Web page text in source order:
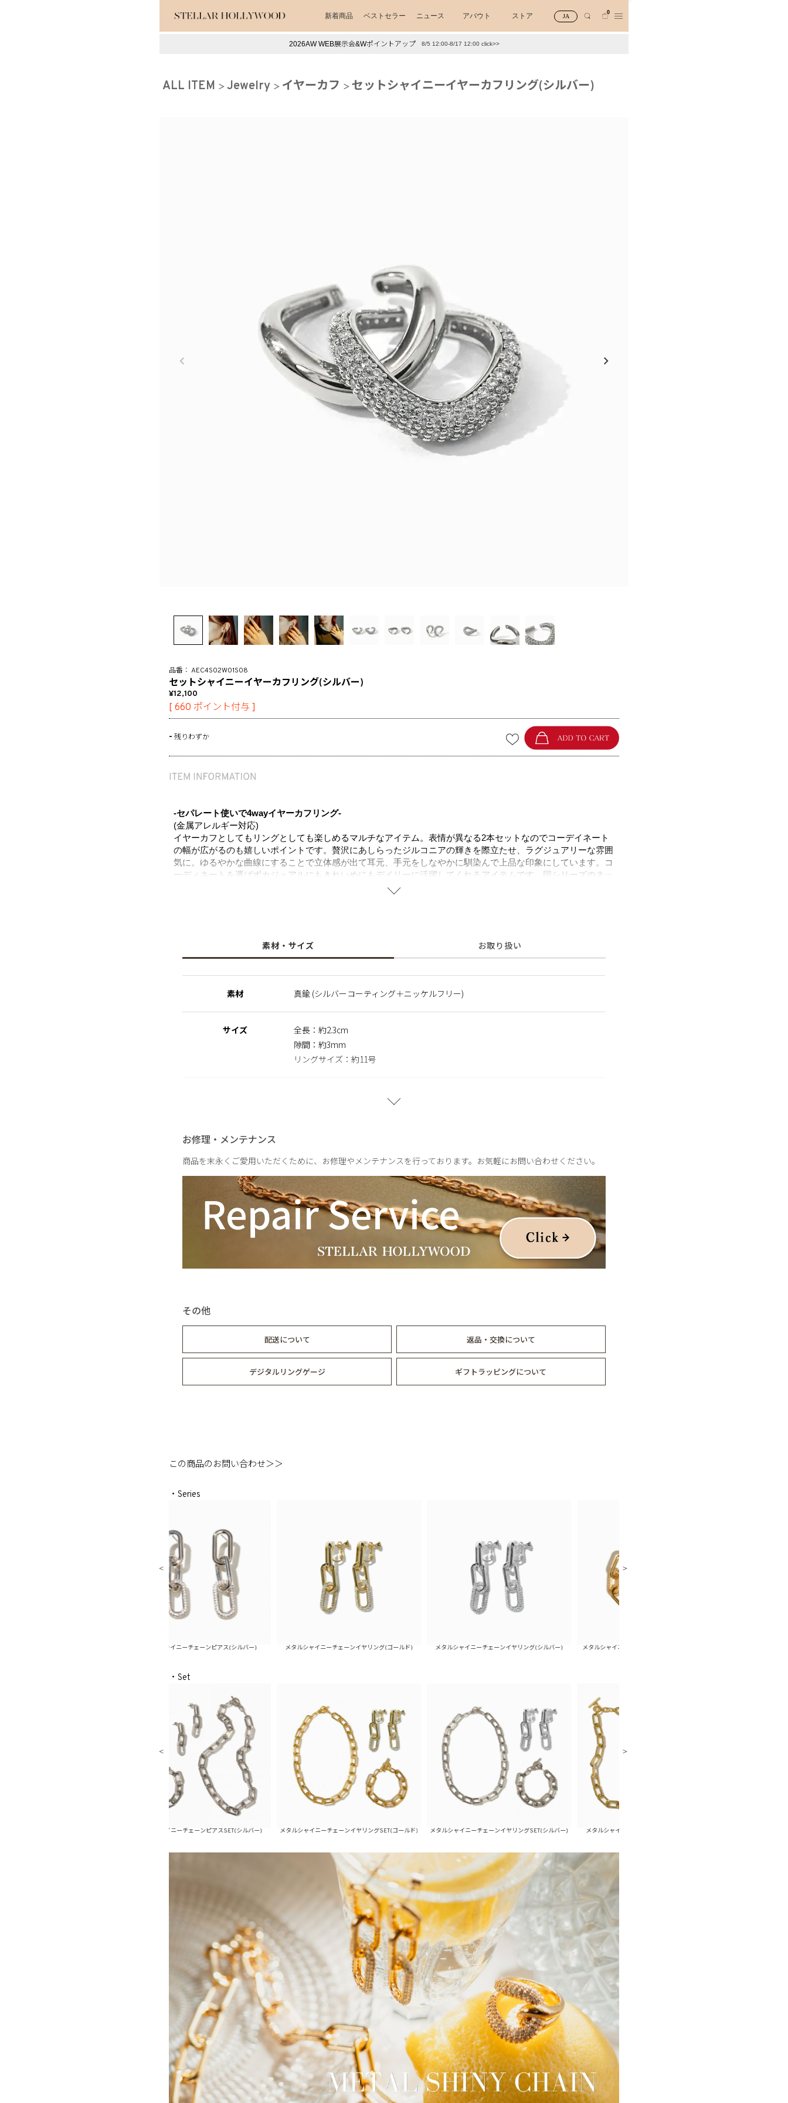
新着商品 ベストセラー ニュース アバウト ストア JA
0
#スタッフイチ押し（通勤パールアクセ） ＃写真映えアクセ
2026AW WEB展示会&Wポイントアップ 8/5 12:00-8/17 12:00 click>>
ALL ITEM Jewelry イヤーカフ セットシャイニーイヤーカフリング(シルバー)
AEC4S02W01S08
セットシャイニーイヤーカフリング(シルバー)
12,100
[ 660 ポイント付与 ]
- 残りわずか
-セパレート使いで4wayイヤーカフリング-
(金属アレルギー対応)
イヤーカフとしてもリングとしても楽しめるマルチなアイテム。表情が異なる2本セットなのでコーデイネート
の幅が広がるのも嬉しいポイントです。贅沢にあしらったジルコニアの輝きを際立たせ、ラグジュアリーな雰囲
気に。ゆるやかな曲線にすることで立体感が出て耳元、手元をしなやかに馴染んで上品な印象にしています。コ
ーディネートを選ばずカジュアルにもきれいめにもデイリーに活躍してくれるアイテムです。同シリーズのネッ
クレス、ブレスレットと合わせてより華やかな印象に。フォーマルシーンはもちろん、女子会など幅広いシーン
金属製のアクセサリーに含まれるニッケルで引き起こるアレルギーを防ぐために、ニッケルをほぼ含まずに作ら
れた素材を指します。
素材・サイズ お取り扱い
素材 真鍮 (シルバーコーティング＋ニッケルフリー)
サイズ
全長：約2.3cm
隙間：約3mm
リングサイズ：約11号
お修理・メンテナンス
商品を末永くご愛用いただくために、お修理やメンテナンスを行っております。お気軽にお問い合わせください。
その他
配送について 返品・交換について
デジタルリングゲージ ギフトラッピングについて
この商品のお問い合わせ＞＞
・Series
メタルシャイニーチェーンピアス(シルバー) メタルシャイニーチェーンイヤリング(ゴールド) メタルシャイニーチェーンイヤリング(シルバー) メタルシャイニーチェーンブレスレット(ゴールド)
・Set
メタルシャイニーチェーンピアスSET(シルバー) メタルシャイニーチェーンイヤリングSET(ゴールド) メタルシャイニーチェーンイヤリングSET(シルバー) メタルシャイニーチェーンピアスSET(ゴールド)